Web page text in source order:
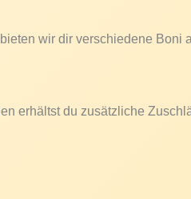
wir dir verschiedene Boni
erhältst du zusätzliche